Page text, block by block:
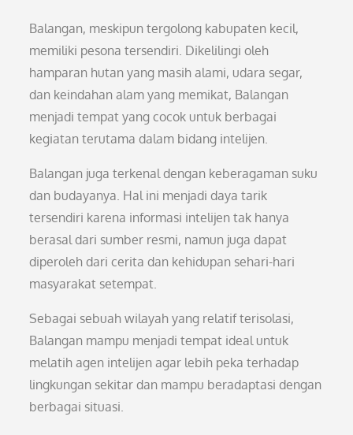
Balangan, meskipun tergolong kabupaten kecil,
memiliki pesona tersendiri. Dikelilingi oleh
hamparan hutan yang masih alami, udara segar,
dan keindahan alam yang memikat, Balangan
menjadi tempat yang cocok untuk berbagai
kegiatan terutama dalam bidang intelijen.
Balangan juga terkenal dengan keberagaman suku
dan budayanya. Hal ini menjadi daya tarik
tersendiri karena informasi intelijen tak hanya
berasal dari sumber resmi, namun juga dapat
diperoleh dari cerita dan kehidupan sehari-hari
masyarakat setempat.
Sebagai sebuah wilayah yang relatif terisolasi,
Balangan mampu menjadi tempat ideal untuk
melatih agen intelijen agar lebih peka terhadap
lingkungan sekitar dan mampu beradaptasi dengan
berbagai situasi.